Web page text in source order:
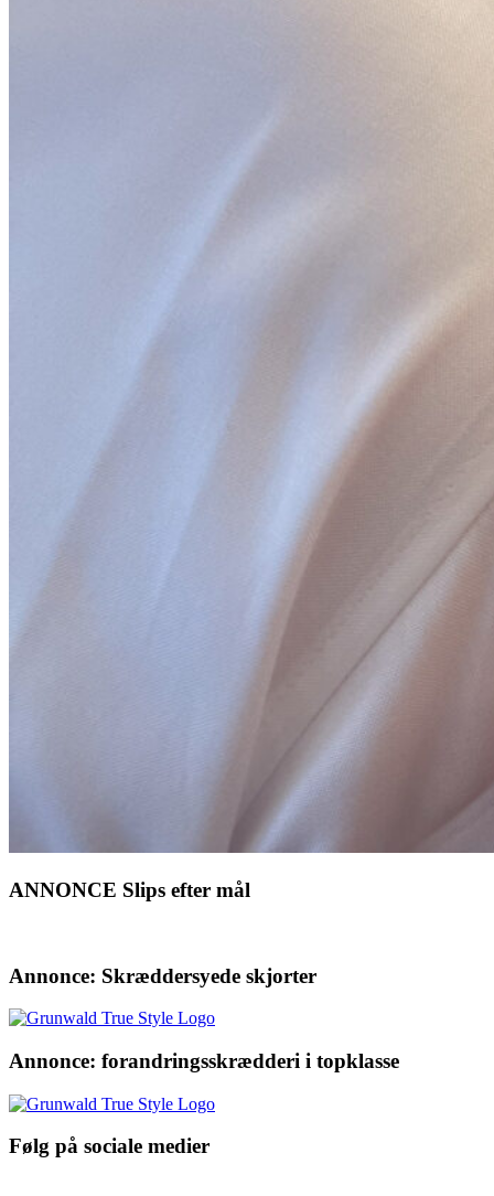
ANNONCE Slips efter mål
Annonce: Skræddersyede skjorter
Annonce: forandringsskrædderi i topklasse
Følg på sociale medier